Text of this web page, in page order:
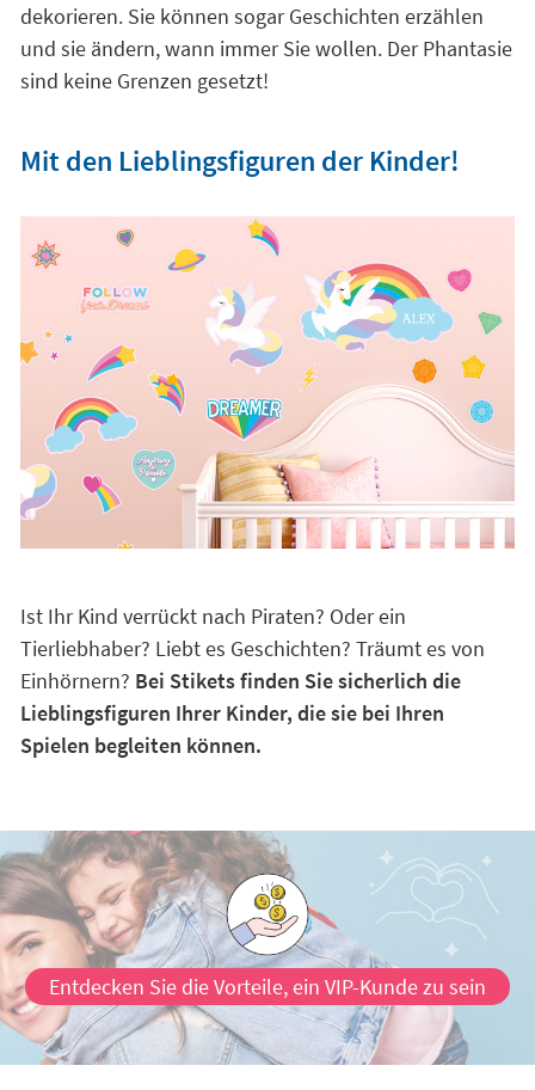
dekorieren. Sie können sogar Geschichten erzählen
und sie ändern, wann immer Sie wollen. Der Phantasie
sind keine Grenzen gesetzt!
Mit den Lieblingsfiguren der Kinder!
Ist Ihr Kind verrückt nach Piraten? Oder ein
Tierliebhaber? Liebt es Geschichten? Träumt es von
Einhörnern? Bei Stikets finden Sie sicherlich die
Lieblingsfiguren Ihrer Kinder, die sie bei Ihren
Spielen begleiten können.
Entdecken Sie die Vorteile, ein VIP-Kunde zu sein